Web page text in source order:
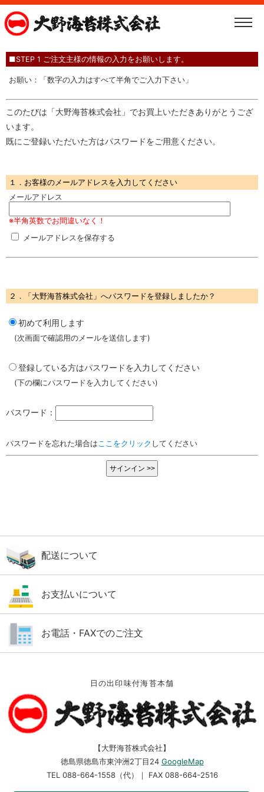
■STEP 1 ご注文主様の情報の入力をお願いします。
お願い：「数字の入力はすべて半角でご入力下さい」
このたびは「大野海苔株式会社」でお買上いただきありがとうござ
います。
既にご登録いただいた方はパスワードをご用意ください。
１．お客様のメールアドレスを入力してください
メールアドレス
※半角英数でお間違いなく！
メールアドレスを保存する
２．「大野海苔株式会社」へパスワードを登録しましたか？
初めて利用します
(次画面で確認用のメールを送信します)
登録している方はパスワードを入力してください
(下の欄にパスワードを入力してください)
パスワード：
パスワードを忘れた場合は ここをクリック してください
配送について
お支払いについて
お電話・FAXでのご注文
日の出印味付海苔本舗
【大野海苔株式会社】
徳島県徳島市東沖洲2丁目24 GoogleMap
TEL 088-664-1558（代）｜ FAX 088-664-2516